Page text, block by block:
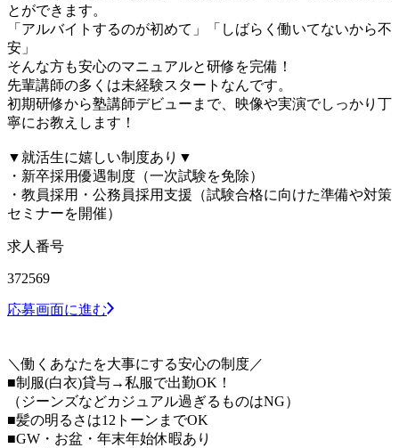
とができます。
「アルバイトするのが初めて」「しばらく働いてないから不
安」
そんな方も安心のマニュアルと研修を完備！
先輩講師の多くは未経験スタートなんです。
初期研修から塾講師デビューまで、映像や実演でしっかり丁
寧にお教えします！
▼就活生に嬉しい制度あり▼
・新卒採用優遇制度（一次試験を免除）
・教員採用・公務員採用支援（試験合格に向けた準備や対策
セミナーを開催）
求人番号
372569
応募画面に進む
＼働くあなたを大事にする安心の制度／
■制服(白衣)貸与→私服で出勤OK！
（ジーンズなどカジュアル過ぎるものはNG）
■髪の明るさは12トーンまでOK
■GW・お盆・年末年始休暇あり